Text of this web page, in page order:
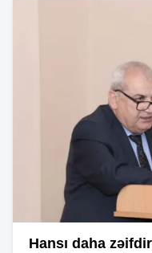
Hansı daha